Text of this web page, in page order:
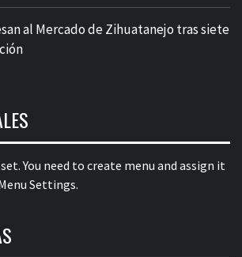
al Mercado de Zihuatanejo tras siete
You need to create menu and assign it
Settings.